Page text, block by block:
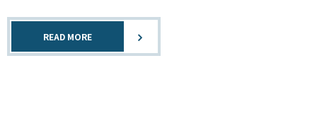
READ MORE